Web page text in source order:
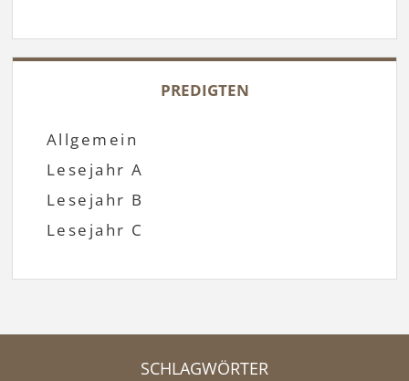
PREDIGTEN
Allgemein
Lesejahr A
Lesejahr B
Lesejahr C
SCHLAGWÖRTER